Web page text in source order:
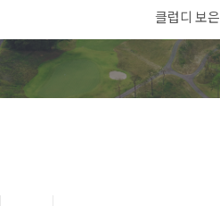
클럽디 보은